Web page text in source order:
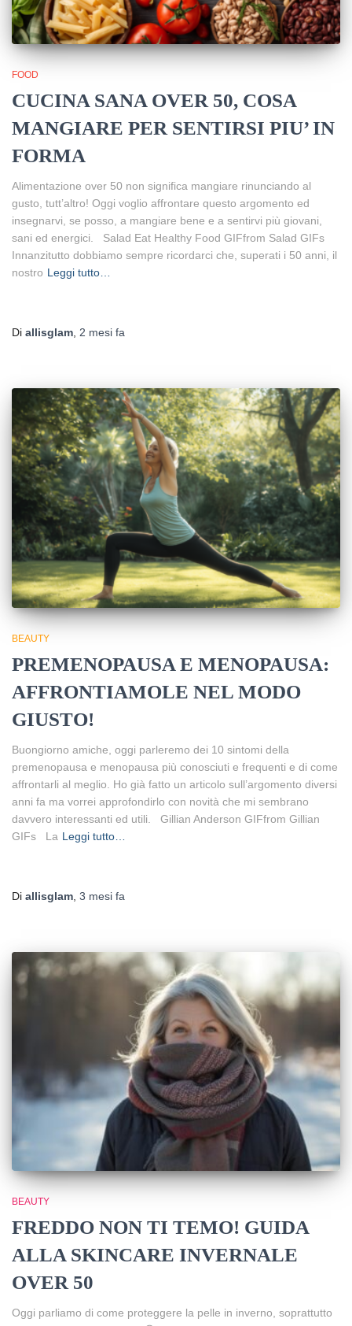
FOOD
CUCINA SANA OVER 50, COSA
MANGIARE PER SENTIRSI PIU’ IN
FORMA
Alimentazione over 50 non significa mangiare rinunciando al
gusto, tutt’altro! Oggi voglio affrontare questo argomento ed
insegnarvi, se posso, a mangiare bene e a sentirvi più giovani,
sani ed energici. Salad Eat Healthy Food GIFfrom Salad GIFs
Innanzitutto dobbiamo sempre ricordarci che, superati i 50 anni, il
nostro Leggi tutto…
Di allisglam 2 mesi fa
BEAUTY
PREMENOPAUSA E MENOPAUSA:
AFFRONTIAMOLE NEL MODO
GIUSTO!
Buongiorno amiche, oggi parleremo dei 10 sintomi della
premenopausa e menopausa più conosciuti e frequenti e di come
affrontarli al meglio. Ho già fatto un articolo sull’argomento diversi
anni fa ma vorrei approfondirlo con novità che mi sembrano
davvero interessanti ed utili. Gillian Anderson GIFfrom Gillian
GIFs La Leggi tutto…
Di allisglam 3 mesi fa
BEAUTY
FREDDO NON TI TEMO! GUIDA
ALLA SKINCARE INVERNALE
OVER 50
Oggi parliamo di come proteggere la pelle in inverno, soprattutto